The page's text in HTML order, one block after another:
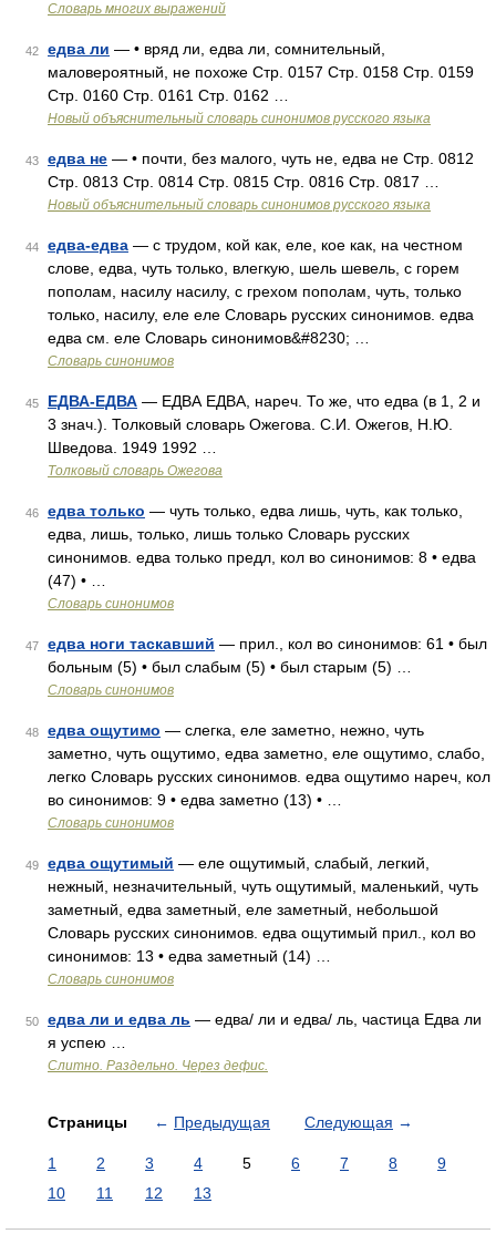
Словарь многих выражений
42 едва ли — • вряд ли, едва ли, сомнительный,
маловероятный, не похоже Стр. 0157 Стр. 0158 Стр. 0159
Стр. 0160 Стр. 0161 Стр. 0162 …
Новый объяснительный словарь синонимов русского языка
43 едва не — • почти, без малого, чуть не, едва не Стр. 0812
Стр. 0813 Стр. 0814 Стр. 0815 Стр. 0816 Стр. 0817 …
Новый объяснительный словарь синонимов русского языка
44 едва-едва — с трудом, кой как, еле, кое как, на честном
слове, едва, чуть только, влегкую, шель шевель, с горем
пополам, насилу насилу, с грехом пополам, чуть, только
только, насилу, еле еле Словарь русских синонимов. едва
едва см. еле Словарь синонимов&#8230; …
Словарь синонимов
45 ЕДВА-ЕДВА — ЕДВА ЕДВА, нареч. То же, что едва (в 1, 2 и
3 знач.). Толковый словарь Ожегова. С.И. Ожегов, Н.Ю.
Шведова. 1949 1992 …
Толковый словарь Ожегова
46 едва только — чуть только, едва лишь, чуть, как только,
едва, лишь, только, лишь только Словарь русских
синонимов. едва только предл, кол во синонимов: 8 • едва
(47) • …
Словарь синонимов
47 едва ноги таскавший — прил., кол во синонимов: 61 • был
больным (5) • был слабым (5) • был старым (5) …
Словарь синонимов
48 едва ощутимо — слегка, еле заметно, нежно, чуть
заметно, чуть ощутимо, едва заметно, еле ощутимо, слабо,
легко Словарь русских синонимов. едва ощутимо нареч, кол
во синонимов: 9 • едва заметно (13) • …
Словарь синонимов
49 едва ощутимый — еле ощутимый, слабый, легкий,
нежный, незначительный, чуть ощутимый, маленький, чуть
заметный, едва заметный, еле заметный, небольшой
Словарь русских синонимов. едва ощутимый прил., кол во
синонимов: 13 • едва заметный (14) …
Словарь синонимов
50 едва ли и едва ль — едва/ ли и едва/ ль, частица Едва ли
я успею …
Слитно. Раздельно. Через дефис.
Страницы ← Предыдущая Следующая →
1 2 3 4 5 6 7 8
9
10
11 12 13